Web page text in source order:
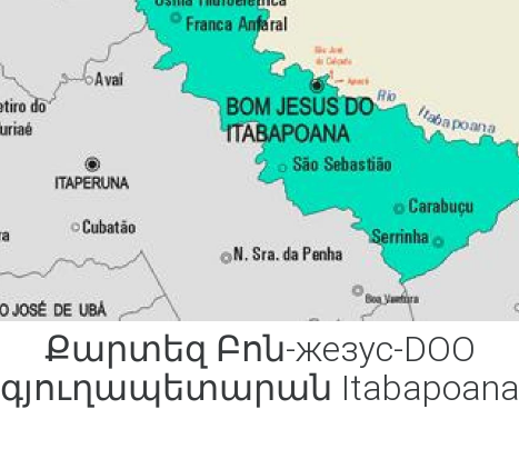
Քարտեզ Բոն-жезус-DOO
գյուղապետարան Itabapoana